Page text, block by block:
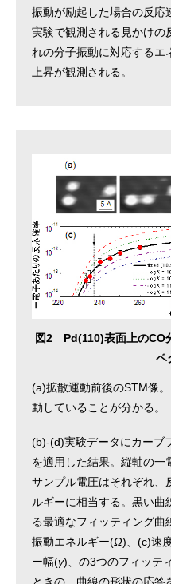
振動が励起した場合の反応
実験で観測される見かけの
れの分子振動に対応するエ
上昇が観測される。
図2 Pd(110)表面上のCO
ペ
(a)拡散運動前後のSTM像
動していることが分かる。
(b)-(d)実験データにカーブ
を適用した結果。縦軸の一
サンプル電圧はそれぞれ、
ルギーに相当する。黒い曲
る最適なフィッティング曲
振動エネルギー(Ω)、(c)速
ー幅(γ)、の3つのフィッテ